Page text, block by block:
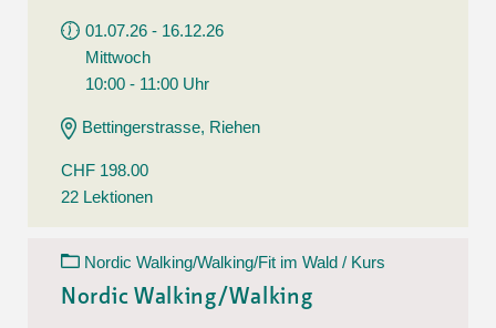
01.07.26 - 16.12.26
Mittwoch
10:00 - 11:00 Uhr
Bettingerstrasse, Riehen
CHF 198.00
22 Lektionen
Nordic Walking/Walking/Fit im Wald / Kurs
Nordic Walking/Walking